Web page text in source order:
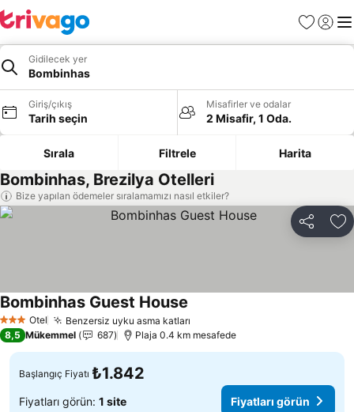
Favoriler
Giriş
Gidilecek yer
Bombinhas
Giriş/çıkış
Tarih seçin
Misafirler ve odalar
2 Misafir, 1 Oda.
Sırala Filtrele Harita
Bombinhas, Brezilya Otelleri
Bize yapılan ödemeler sıralamamızı nasıl etkiler?
Paylaş
3 YıldızOtel Benzersiz uyku asma katları
Bombinhas Guest House
8,5 Mükemmel 687 Plaja 0.4 km mesafede
Başlangıç Fiyatı ₺1.842
Fiyatları görün: 1 site Fiyatları görün